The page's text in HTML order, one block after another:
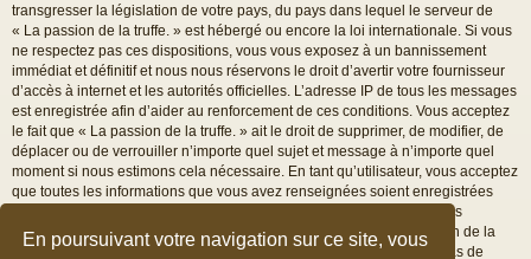
En poursuivant votre navigation sur ce site, vous
transgresser la législation de votre pays, du pays dans lequel le serveur de
« La passion de la truffe. » est hébergé ou encore la loi internationale. Si vous
ne respectez pas ces dispositions, vous vous exposez à un bannissement
immédiat et définitif et nous nous réservons le droit d’avertir votre fournisseur
d’accès à internet et les autorités officielles. L’adresse IP de tous les messages
est enregistrée afin d’aider au renforcement de ces conditions. Vous acceptez
le fait que « La passion de la truffe. » ait le droit de supprimer, de modifier, de
déplacer ou de verrouiller n’importe quel sujet et message à n’importe quel
moment si nous estimons cela nécessaire. En tant qu’utilisateur, vous acceptez
que toutes les informations que vous avez renseignées soient enregistrées
dans notre base de données. Bien que ces informations ne seront pas
diffusées à une tierce partie sans votre consentement, ni « La passion de la
truffe. », ni phpBB, ne pourront être tenus comme responsables en cas de